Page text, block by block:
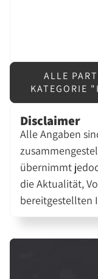
ALLE
KATEGORIE
Disclaimer
Alle Angaben
übernimmt
die Aktualität,
bereitgestellten